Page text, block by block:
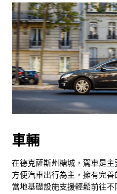
車輛
在德克薩斯州糖城，駕車是
方便汽車出行為主，擁有完
當地基礎設施支援輕鬆前往